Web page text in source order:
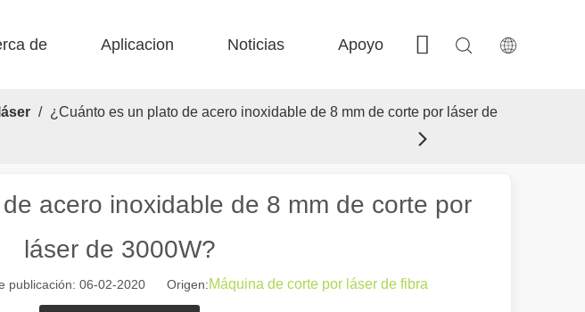
de Aplicacion Noticias Apoyo Contáctenos
/ ¿Cuánto es un plato de acero inoxidable de 8 mm de corte por láser de
acero inoxidable de 8 mm de corte por
láser de 3000W?
06-02-2020 Origen:Máquina de corte por láser de fibra